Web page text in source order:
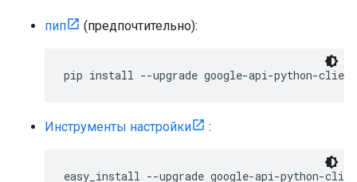
пип (предпочтительно):
pip install --upgrade google-api-python-client
Инструменты настройки :
easy_install --upgrade google-api-python-